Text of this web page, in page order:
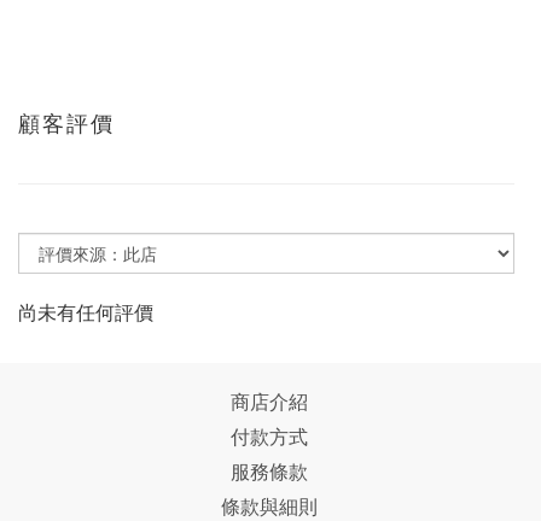
顧客評價
尚未有任何評價
商店介紹
付款方式
服務條款
條款與細則